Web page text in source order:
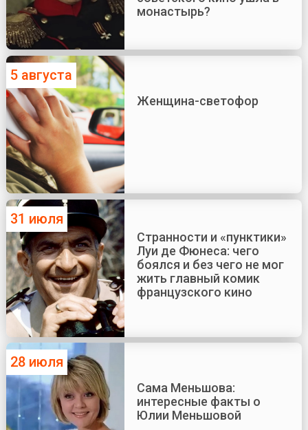
монастырь?
5 августа
Женщина-светофор
31 июля
Странности и «пунктики»
Луи де Фюнеса: чего
боялся и без чего не мог
жить главный комик
французского кино
28 июля
Сама Меньшова:
интересные факты о
Юлии Меньшовой